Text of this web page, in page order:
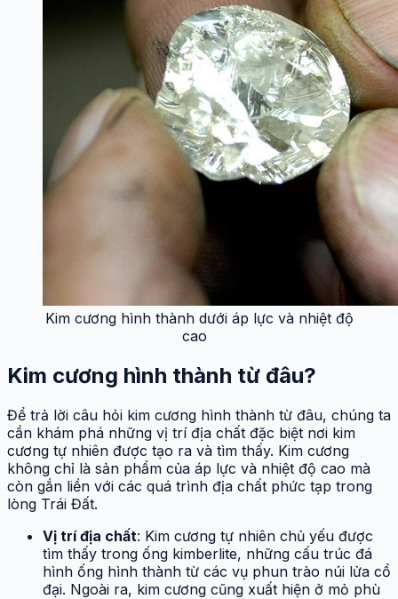
Kim cương hình thành dưới áp lực và nhiệt độ
cao
Kim cương hình thành từ đâu?
Để trả lời câu hỏi kim cương hình thành từ đâu, chúng ta
cần khám phá những vị trí địa chất đặc biệt nơi kim
cương tự nhiên được tạo ra và tìm thấy. Kim cương
không chỉ là sản phẩm của áp lực và nhiệt độ cao mà
còn gắn liền với các quá trình địa chất phức tạp trong
lòng Trái Đất.
Vị trí địa chất: Kim cương tự nhiên chủ yếu được
tìm thấy trong ống kimberlite, những cấu trúc đá
hình ống hình thành từ các vụ phun trào núi lửa cổ
đại. Ngoài ra, kim cương cũng xuất hiện ở mỏ phù